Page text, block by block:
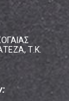
Τ.Κ.